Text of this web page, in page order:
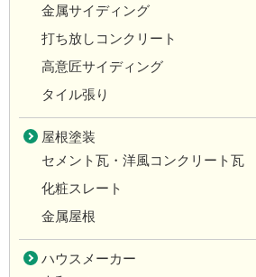
金属サイディング
打ち放しコンクリート
高意匠サイディング
タイル張り
屋根塗装
セメント瓦・洋風コンクリート瓦
化粧スレート
金属屋根
ハウスメーカー